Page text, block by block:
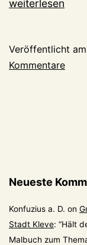
weiterlesen
Veröffentlicht am
Kommentare
Neueste
Konfuzius a. D. on
Stadt Kleve: “Hält
Malbuch zum